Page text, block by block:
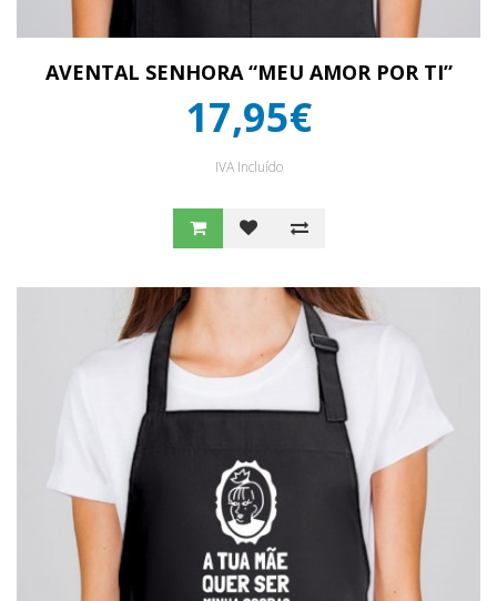
AVENTAL SENHORA “MEU AMOR POR TI”
17,95€
IVA Incluído